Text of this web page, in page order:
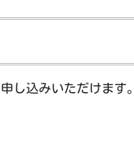
し込みいただけます。